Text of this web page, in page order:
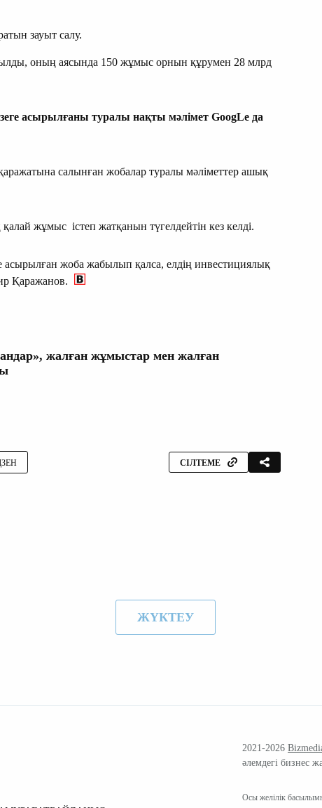
зауыт салу.
оның аясында 150 жұмыс орнын құрумен 28 млрд
асырылғаны туралы нақты мәлімет GoogLe да
салынған жобалар туралы мәліметтер ашық
жұмыс істеп жатқанын түгелдейтін кез келді.
асырылған жоба жабылып қалса, елдің инвестициялық
Қаражанов.
жалған жұмыстар мен жалған
СІЛТЕМЕ
ЖҮКТЕУ
2021-2026
әлемдегі бизнес
Осы желілік